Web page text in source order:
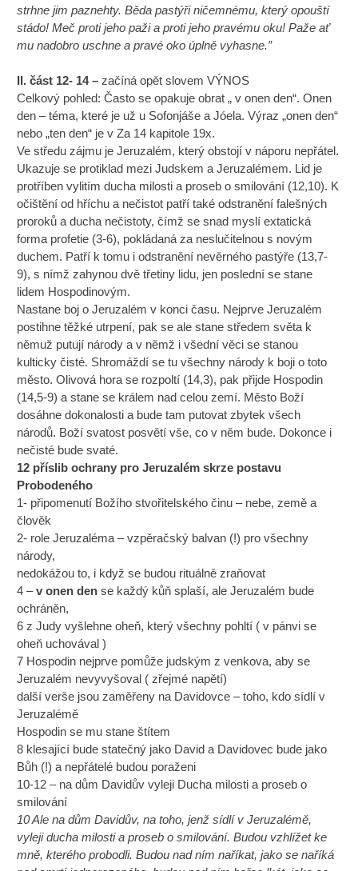
strhne jim paznehty. Běda pastýři ničemnému, který opouští
stádo! Meč proti jeho paži a proti jeho pravému oku! Paže ať
mu nadobro uschne a pravé oko úplně vyhasne.”
II. část 12- 14 – začíná opět slovem VÝNOS
Celkový pohled: Často se opakuje obrat „ v onen den“. Onen
den – téma, které je už u Sofonjáše a Jóela. Výraz „onen den“
nebo „ten den“ je v Za 14 kapitole 19x.
Ve středu zájmu je Jeruzalém, který obstojí v náporu nepřátel.
Ukazuje se protiklad mezi Judskem a Jeruzalémem. Lid je
protříben vylitím ducha milosti a proseb o smilování (12,10). K
očištění od hříchu a nečistot patří také odstranění falešných
proroků a ducha nečistoty, čímž se snad myslí extatická
forma profetie (3-6), pokládaná za neslučitelnou s novým
duchem. Patří k tomu i odstranění nevěrného pastýře (13,7-
9), s nímž zahynou dvě třetiny lidu, jen poslední se stane
lidem Hospodinovým.
Nastane boj o Jeruzalém v konci času. Nejprve Jeruzalém
postihne těžké utrpení, pak se ale stane středem světa k
němuž putují národy a v němž i všední věci se stanou
kulticky čisté. Shromáždí se tu všechny národy k boji o toto
město. Olivová hora se rozpoltí (14,3), pak přijde Hospodin
(14,5-9) a stane se králem nad celou zemí. Město Boží
dosáhne dokonalosti a bude tam putovat zbytek všech
národů. Boží svatost posvětí vše, co v něm bude. Dokonce i
nečisté bude svaté.
12 příslib ochrany pro Jeruzalém skrze postavu
Probodeného
1- připomenutí Božího stvořitelského činu – nebe, země a
člověk
2- role Jeruzaléma – vzpěračský balvan (!) pro všechny
národy,
nedokážou to, i když se budou rituálně zraňovat
4 –v onen den se každý kůň splaší, ale Jeruzalém bude
ochráněn,
6 z Judy vyšlehne oheň, který všechny pohltí ( v pánvi se
oheň uchovával )
7 Hospodin nejprve pomůže judským z venkova, aby se
Jeruzalém nevyvyšoval ( zřejmé napětí)
další verše jsou zaměřeny na Davidovce – toho, kdo sídlí v
Jeruzalémě
Hospodin se mu stane štítem
8 klesající bude statečný jako David a Davidovec bude jako
Bůh (!) a nepřátelé budou poraženi
10-12 – na dům Davidův vyleji Ducha milosti a proseb o
smilování
10 Ale na dům Davidův, na toho, jenž sídlí v Jeruzalémě,
vyleji ducha milosti a proseb o smilování. Budou vzhlížet ke
mně, kterého probodli. Budou nad ním naříkat, jako se naříká